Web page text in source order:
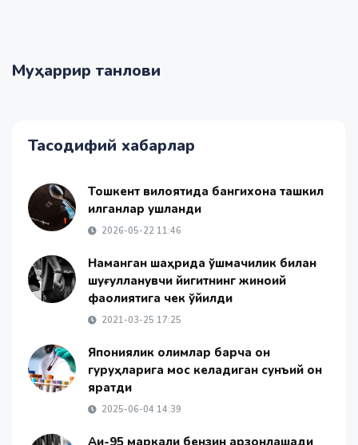
Муҳаррир танлови
Тасодифий хабарлар
Тошкент вилоятида бангихона ташкил
қилганлар ушланди
2026-05-22 11:46
Наманган шаҳрида қўшмачилик билан
шуғулланувчи йигитнинг жиноий
фаолиятига чек қўйилди
2021-03-25 17:25
Япониялик олимлар барча қон
гуруҳларига мос келадиган сунъий қон
яратди
2025-06-04 14:39